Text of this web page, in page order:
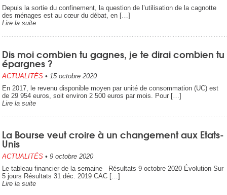
Depuis la sortie du confinement, la question de l’utilisation de la cagnotte
des ménages est au cœur du débat, en […]
Lire la suite
Dis moi combien tu gagnes, je te dirai combien tu
épargnes ?
ACTUALITÉS • 15 octobre 2020
En 2017, le revenu disponible moyen par unité de consommation (UC) est
de 29 954 euros, soit environ 2 500 euros par mois. Pour […]
Lire la suite
La Bourse veut croire à un changement aux Etats-
Unis
ACTUALITÉS • 9 octobre 2020
Le tableau financier de la semaine Résultats 9 octobre 2020 Évolution Sur
5 jours Résultats 31 déc. 2019 CAC […]
Lire la suite